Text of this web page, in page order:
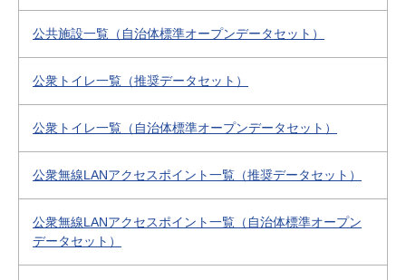
公共施設一覧（自治体標準オープンデータセット）
公衆トイレ一覧（推奨データセット）
公衆トイレ一覧（自治体標準オープンデータセット）
公衆無線LANアクセスポイント一覧（推奨データセット）
公衆無線LANアクセスポイント一覧（自治体標準オープン
データセット）